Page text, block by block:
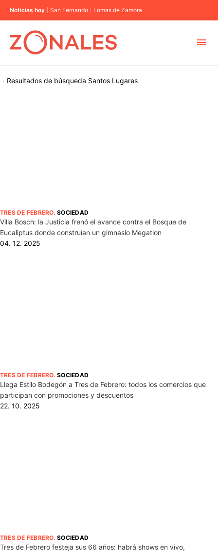
Noticias hoy San Fernando Lomas de Zamora
Resultados de búsqueda
· Santos Lugares
TRES DE FEBRERO.SOCIEDAD
Villa Bosch: la Justicia frenó el avance contra el Bosque de
Eucaliptus donde construían un gimnasio Megatlon
04. 12. 2025
TRES DE FEBRERO.SOCIEDAD
Llega Estilo Bodegón a Tres de Febrero: todos los comercios que
participan con promociones y descuentos
22. 10. 2025
TRES DE FEBRERO.SOCIEDAD
Tres de Febrero festeja sus 66 años: habrá shows en vivo,